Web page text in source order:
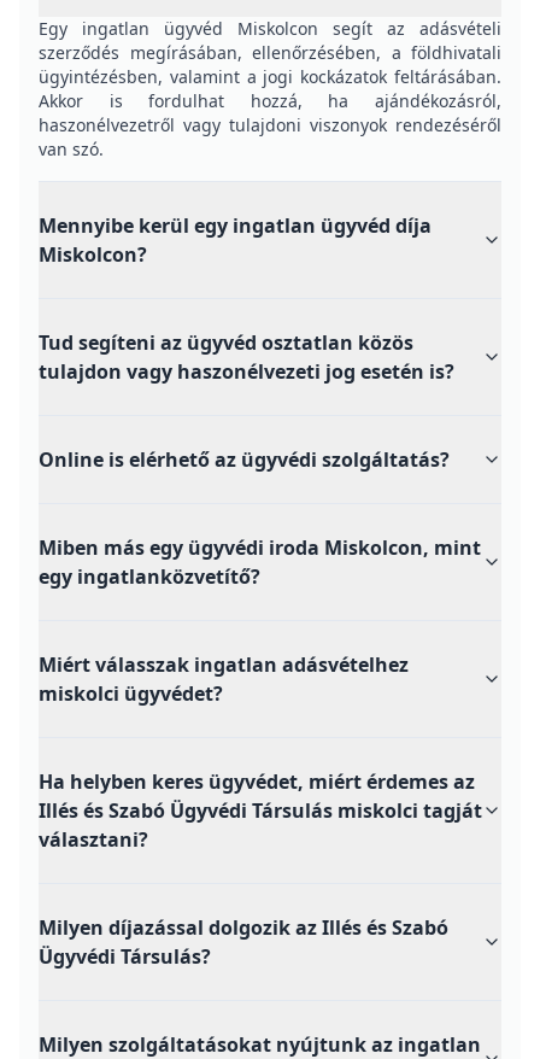
Egy ingatlan ügyvéd Miskolcon segít az adásvételi
szerződés megírásában, ellenőrzésében, a földhivatali
ügyintézésben, valamint a jogi kockázatok feltárásában.
Akkor is fordulhat hozzá, ha ajándékozásról,
haszonélvezetről vagy tulajdoni viszonyok rendezéséről
van szó.
Mennyibe kerül egy ingatlan ügyvéd díja
Miskolcon?
Tud segíteni az ügyvéd osztatlan közös
tulajdon vagy haszonélvezeti jog esetén is?
Online is elérhető az ügyvédi szolgáltatás?
Miben más egy ügyvédi iroda Miskolcon, mint
egy ingatlanközvetítő?
Miért válasszak ingatlan adásvételhez
miskolci ügyvédet?
Ha helyben keres ügyvédet, miért érdemes az
Illés és Szabó Ügyvédi Társulás miskolci tagját
választani?
Milyen díjazással dolgozik az Illés és Szabó
Ügyvédi Társulás?
Milyen szolgáltatásokat nyújtunk az ingatlan